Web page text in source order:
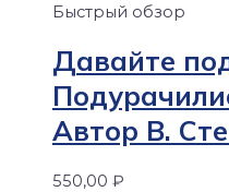
Быстрый обзор
Давайте
Автор В.
550,00 ₽